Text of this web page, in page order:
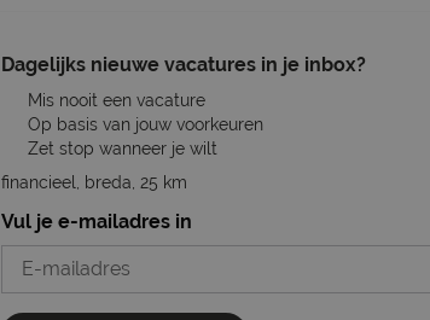
Dagelijks nieuwe vacatures in je inbox?
Mis nooit een vacature
Op basis van jouw voorkeuren
Zet stop wanneer je wilt
financieel, breda, 25 km
Vul je e-mailadres in